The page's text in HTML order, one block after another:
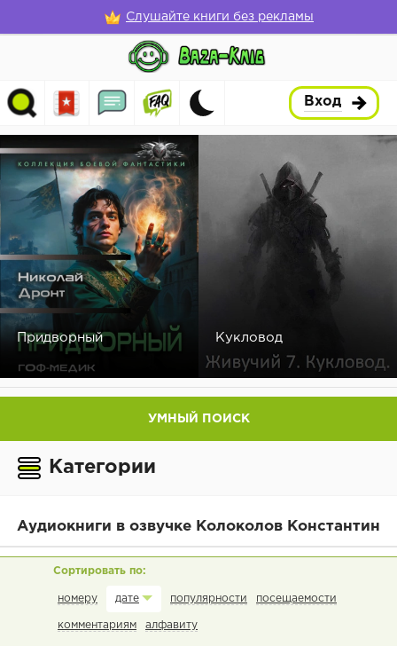
Слушайте книги без рекламы
Вход
Придворный Кукловод
УМНЫЙ ПОИСК
Категории
Аудиокниги в озвучке Колоколов Константин
номеру дате популярности посещаемости
комментариям алфавиту